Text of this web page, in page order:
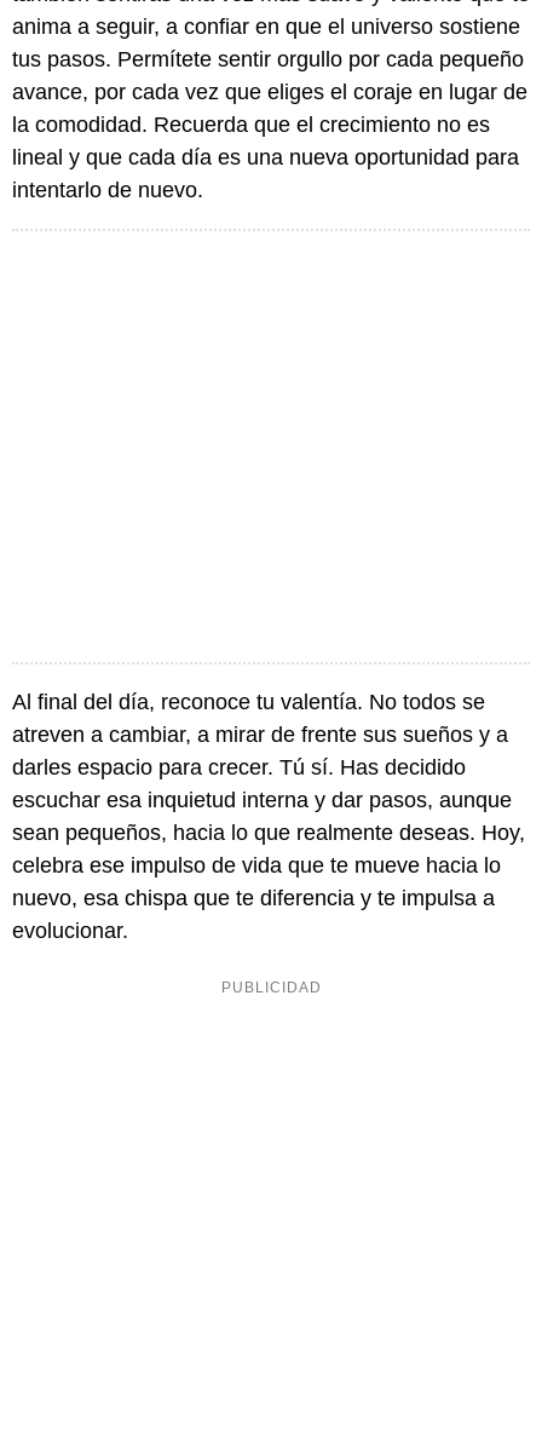
anima a seguir, a confiar en que el universo sostiene
tus pasos. Permítete sentir orgullo por cada pequeño
avance, por cada vez que eliges el coraje en lugar de
la comodidad. Recuerda que el crecimiento no es
lineal y que cada día es una nueva oportunidad para
intentarlo de nuevo.
Al final del día, reconoce tu valentía. No todos se
atreven a cambiar, a mirar de frente sus sueños y a
darles espacio para crecer. Tú sí. Has decidido
escuchar esa inquietud interna y dar pasos, aunque
sean pequeños, hacia lo que realmente deseas. Hoy,
celebra ese impulso de vida que te mueve hacia lo
nuevo, esa chispa que te diferencia y te impulsa a
evolucionar.